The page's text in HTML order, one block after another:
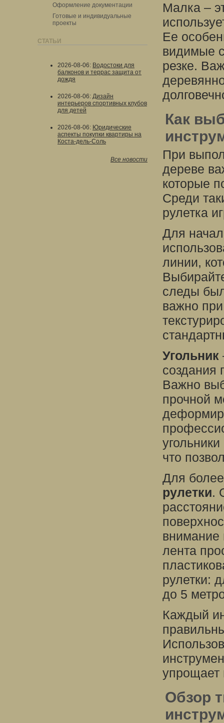
Оформление документации
Готовые и индивидуальные
проекты
СТАТЬИ
2026-08-06: Водостоки для
балконов и террас защита от
дождя
2026-08-06: Дизайн
интерьеров спортивных клубов
для детей
2026-08-06: Юридические
аспекты покупки квартиры на
Коста-дель-Соль
Все новости
Малка –
Ее
видимые
резке.
Как
При
дереве
которые
Среди
рулетка
Для
линии,
следы
важно
Угольник
создания
Важно
прочной
что
Для
рулетки.
внимание
лента
рулетки:
до 5
Каждый
упрощает
Обзор